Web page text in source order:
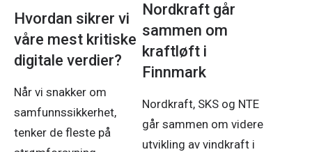
Hvordan sikrer vi
våre mest kritiske
digitale verdier?
Når vi snakker om
samfunnssikkerhet,
tenker de fleste på
Nordkraft går
sammen om
kraftløft i
Finnmark
Nordkraft, SKS og NTE
går sammen om videre
utvikling av vindkraft i